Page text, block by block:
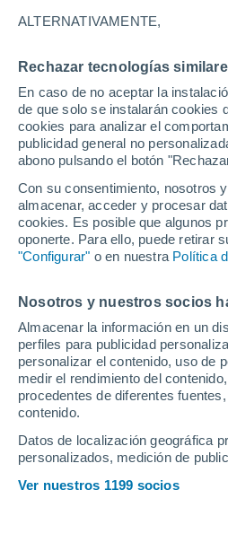
ALTERNATIVAMENTE,
Rechazar tecnologías
En caso de no aceptar la
de que solo se instalarán cookies
cookies para analizar el
publicidad general no
abono pulsando el botón
Con su consentimiento, nosotros y
almacenar, acceder y procesar
cookies. Es posible que algunos
oponerte. Para ello, puede retirar
"Configurar" o en nuestra Política
Nosotros y nuestros socios
Almacenar la información en un
perfiles para publicidad
personalizar el contenido, uso de
medir el rendimiento del
procedentes de diferentes
contenido.
Datos de localización geográfica
personalizados, medición de
Ver nuestros 1199 socios